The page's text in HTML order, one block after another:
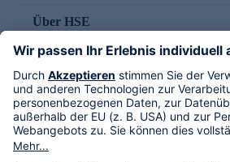
Über HSE
Im TV
HSE International